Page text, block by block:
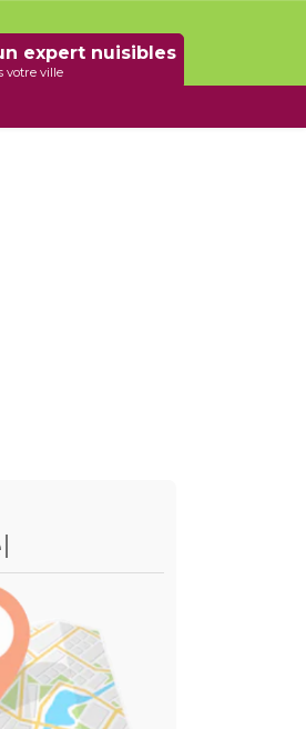
expert nuisibles
votre ville